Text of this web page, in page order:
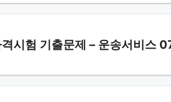
시험 기출문제 – 운송서비스